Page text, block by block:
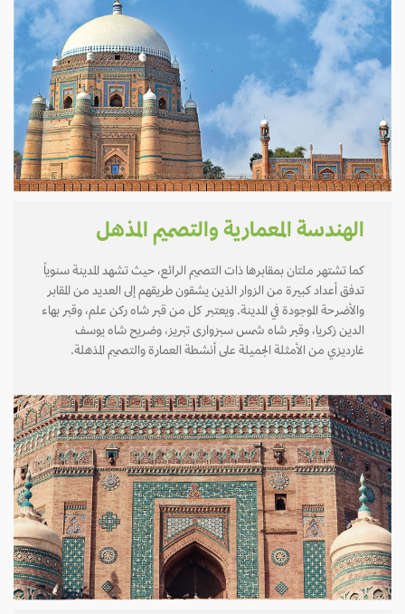
الهندسة المعمارية والتصميم المذهل
كما تشتهر ملتان بمقابرها ذات التصميم الرائع، حيث تشهد المدينة سنوياً
تدفق أعداد كبيرة من الزوار الذين يشقون طريقهم إلى العديد من المقابر
والأضرحة الموجودة في المدينة. ويعتبر كل من قبر شاه ركن علم، وقبر بهاء
الدين زكريا، وقبر شاه شمس سبزوارى تبريز، وضريح شاه يوسف
غارديزي من الأمثلة الجميلة على أنشطة العمارة والتصميم المذهلة.